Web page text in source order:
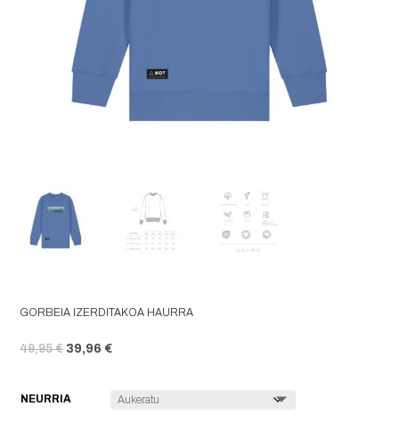
GORBEIA IZERDITAKOA HAURRA
49,95€ 39,96 €
NEURRIA